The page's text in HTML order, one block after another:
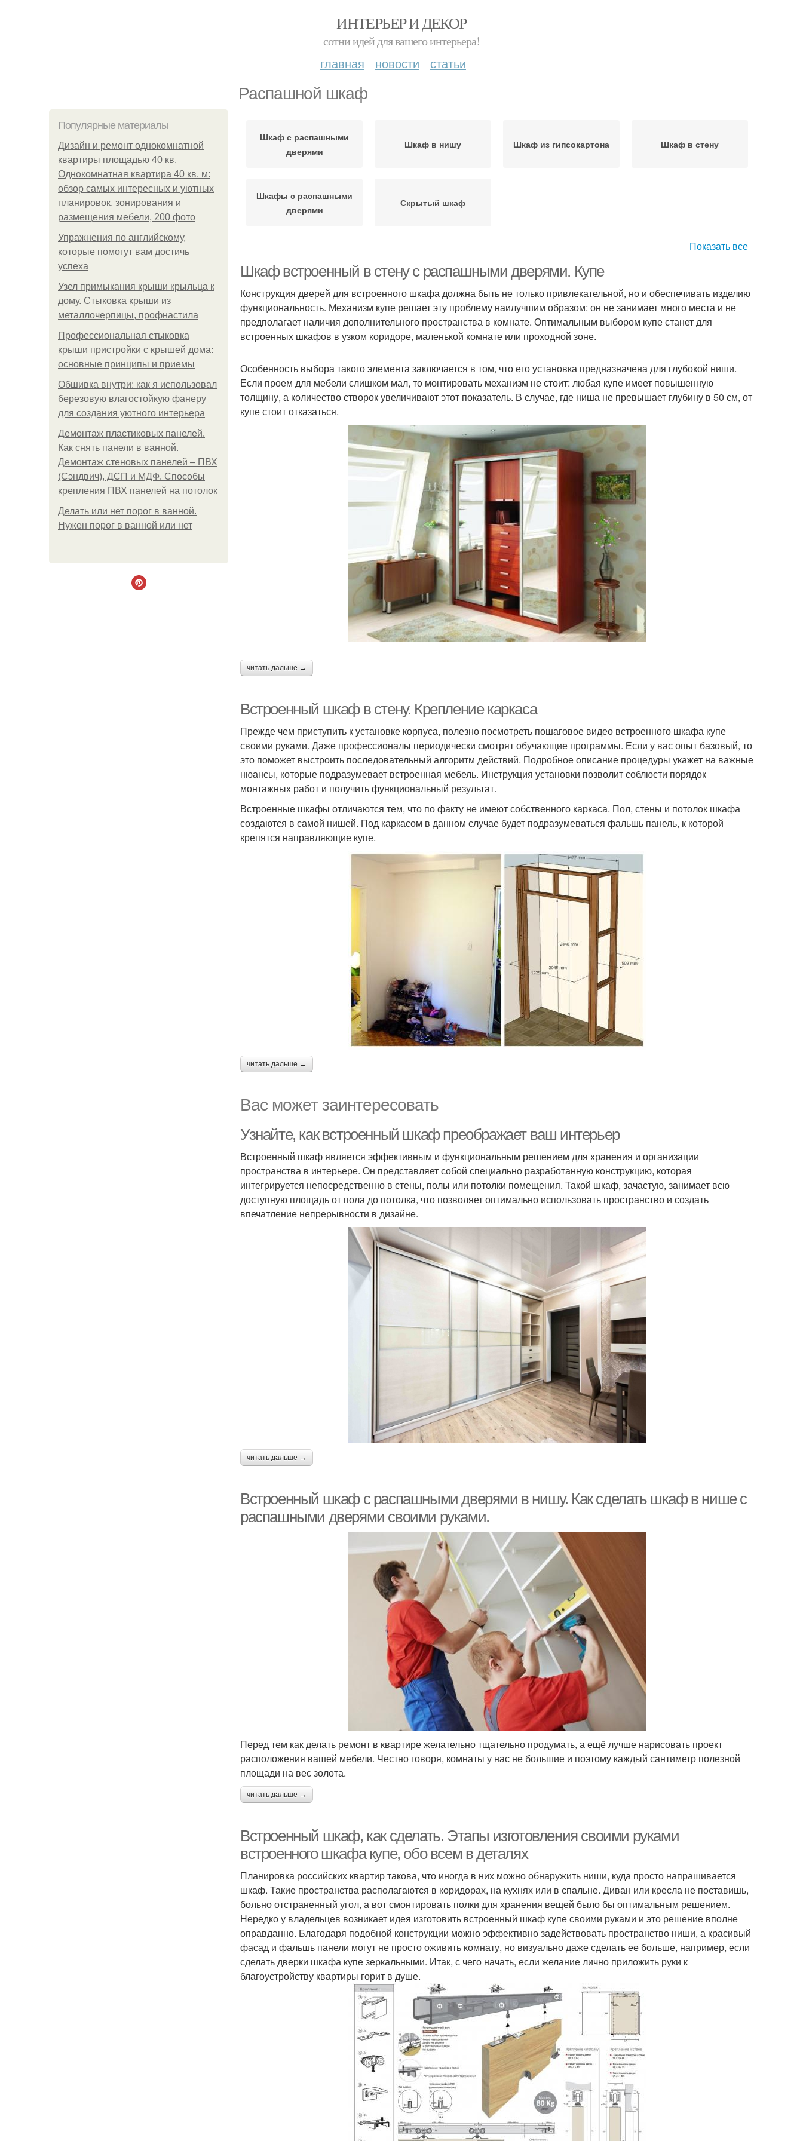
ИНТЕРЬЕР И ДЕКОР
сотни идей для вашего интерьера!
главная новости статьи
Распашной шкаф
Популярные материалы
Дизайн и ремонт однокомнатной
квартиры площадью 40 кв.
Однокомнатная квартира 40 кв. м:
обзор самых интересных и уютных
планировок, зонирования и
размещения мебели, 200 фото
Упражнения по английскому,
которые помогут вам достичь
успеха
Узел примыкания крыши крыльца к
дому. Стыковка крыши из
металлочерпицы, профнастила
Профессиональная стыковка
крыши пристройки с крышей дома:
основные принципы и приемы
Обшивка внутри: как я использовал
березовую влагостойкую фанеру
для создания уютного интерьера
Демонтаж пластиковых панелей.
Как снять панели в ванной.
Демонтаж стеновых панелей – ПВХ
(Сэндвич), ДСП и МДФ. Способы
крепления ПВХ панелей на потолок
Делать или нет порог в ванной.
Нужен порог в ванной или нет
Шкаф с распашными
дверями
Шкаф в нишу Шкаф из гипсокартона Шкаф в стену
Шкафы с распашными
дверями
Скрытый шкаф
Показать все
Шкаф встроенный в стену с распашными дверями. Купе
Конструкция дверей для встроенного шкафа должна быть не только привлекательной, но и обеспечивать изделию
функциональность. Механизм купе решает эту проблему наилучшим образом: он не занимает много места и не
предполагает наличия дополнительного пространства в комнате. Оптимальным выбором купе станет для
встроенных шкафов в узком коридоре, маленькой комнате или проходной зоне.
Особенность выбора такого элемента заключается в том, что его установка предназначена для глубокой ниши.
Если проем для мебели слишком мал, то монтировать механизм не стоит: любая купе имеет повышенную
толщину, а количество створок увеличивают этот показатель. В случае, где ниша не превышает глубину в 50 см, от
купе стоит отказаться.
читать дальше →
Встроенный шкаф в стену. Крепление каркаса
Прежде чем приступить к установке корпуса, полезно посмотреть пошаговое видео встроенного шкафа купе
своими руками. Даже профессионалы периодически смотрят обучающие программы. Если у вас опыт базовый, то
это поможет выстроить последовательный алгоритм действий. Подробное описание процедуры укажет на важные
нюансы, которые подразумевает встроенная мебель. Инструкция установки позволит соблюсти порядок
монтажных работ и получить функциональный результат.
Встроенные шкафы отличаются тем, что по факту не имеют собственного каркаса. Пол, стены и потолок шкафа
создаются в самой нишей. Под каркасом в данном случае будет подразумеваться фальшь панель, к которой
крепятся направляющие купе.
читать дальше →
Вас может заинтересовать
Узнайте, как встроенный шкаф преображает ваш интерьер
Встроенный шкаф является эффективным и функциональным решением для хранения и организации
пространства в интерьере. Он представляет собой специально разработанную конструкцию, которая
интегрируется непосредственно в стены, полы или потолки помещения. Такой шкаф, зачастую, занимает всю
доступную площадь от пола до потолка, что позволяет оптимально использовать пространство и создать
впечатление непрерывности в дизайне.
читать дальше →
Встроенный шкаф с распашными дверями в нишу. Как сделать шкаф в нише с
распашными дверями своими руками.
Перед тем как делать ремонт в квартире желательно тщательно продумать, а ещё лучше нарисовать проект
расположения вашей мебели. Честно говоря, комнаты у нас не большие и поэтому каждый сантиметр полезной
площади на вес золота.
читать дальше →
Встроенный шкаф, как сделать. Этапы изготовления своими руками
встроенного шкафа купе, обо всем в деталях
Планировка российских квартир такова, что иногда в них можно обнаружить ниши, куда просто напрашивается
шкаф. Такие пространства располагаются в коридорах, на кухнях или в спальне. Диван или кресла не поставишь,
больно отстраненный угол, а вот смонтировать полки для хранения вещей было бы оптимальным решением.
Нередко у владельцев возникает идея изготовить встроенный шкаф купе своими руками и это решение вполне
оправданно. Благодаря подобной конструкции можно эффективно задействовать пространство ниши, а красивый
фасад и фальшь панели могут не просто оживить комнату, но визуально даже сделать ее больше, например, если
сделать дверки шкафа купе зеркальными. Итак, с чего начать, если желание лично приложить руки к
благоустройству квартиры горит в душе.